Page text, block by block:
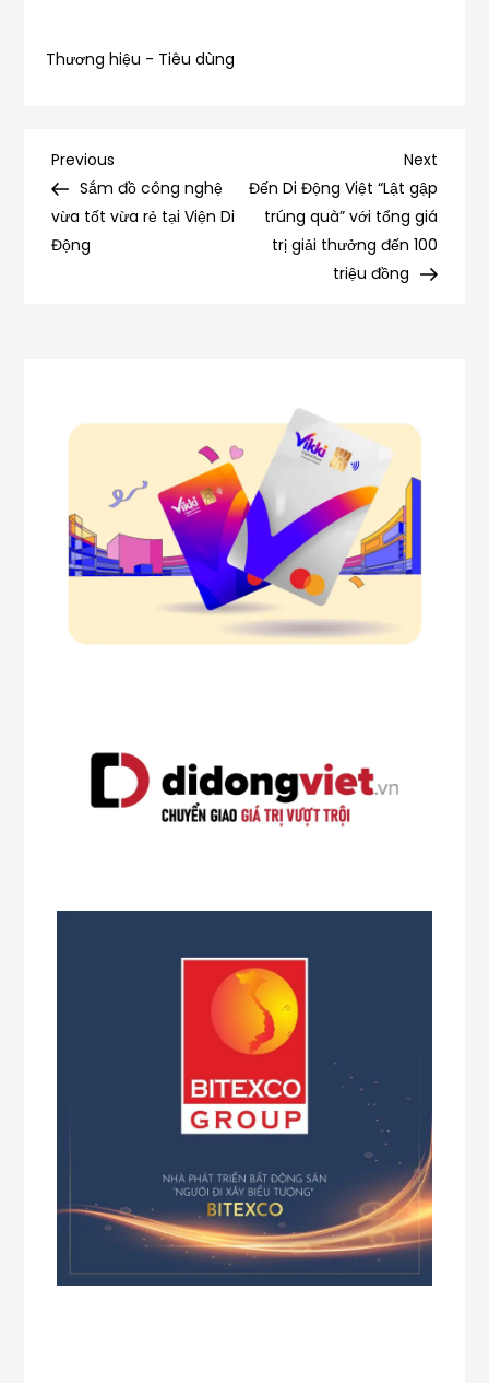
Thương hiệu - Tiêu dùng
Điều
hướng
Previous
Post
Previous
Sắm đồ công nghệ
vừa tốt vừa rẻ tại Viện Di
Động
Next
Post
Next
Đến Di Động Việt “Lật gập
trúng quà” với tổng giá
trị giải thưởng đến 100
triệu đồng